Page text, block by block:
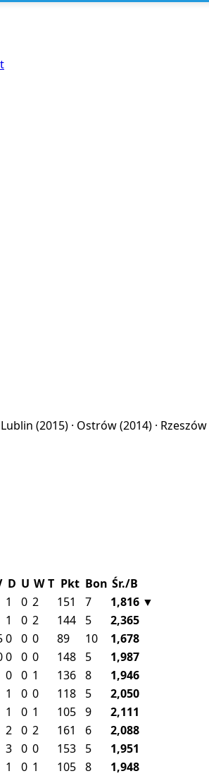
Lublin (2015) · Ostrów(2014) · Rzeszów
D U W T Pkt Bon Śr./B
1 0 2 151 7 1,816 ▼
1 0 2 144 5
2,365
0 0 0 89 10
1,678
0 0 0 148 5
1,987
0 0 1 136 8
1,946
1 0 0 118 5
2,050
1 0 1 105 9
2,111
2 0 2 161 6
2,088
3 0 0 153 5
1,951
1 0 1 105 8
1,948